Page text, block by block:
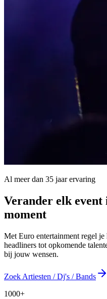
Al meer dan 35 jaar ervaring
Verander elk event
moment
Met Euro entertainment regel
headliners tot opkomende
bij jouw wensen.
Zoek Artiesten / Dj's / Bands
1000+